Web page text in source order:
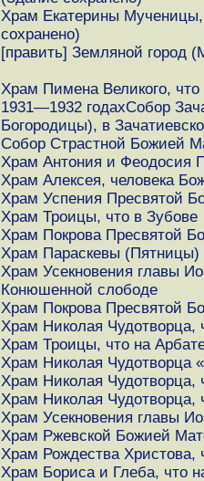
Храм Екатерины
сохранено)
[править] Земляной город
Храм Пимена Великого,
1931—1932 годахСобор
Богородицы), в
Собор Страстной Божией
Храм Антония и Феодосия
Храм Алексея, человека
Храм Успения Пресвятой
Храм Троицы, что в Зубове
Храм Покрова Пресвятой
Храм Параскевы (Пятницы)
Храм Усекновения главы
Конюшенной слободе
Храм Покрова Пресвятой
Храм Николая Чудотворца,
Храм Троицы, что на
Храм Николая Чудотворца
Храм Николая Чудотворца,
Храм Николая Чудотворца,
Храм Усекновения главы
Храм Ржевской Божией
Храм Рождества Христова,
Храм Бориса и Глеба, что